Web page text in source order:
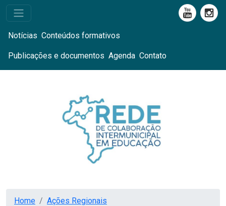
Notícias Conteúdos formativos
Publicações e documentos Agenda Contato
Home
Ações Regionais